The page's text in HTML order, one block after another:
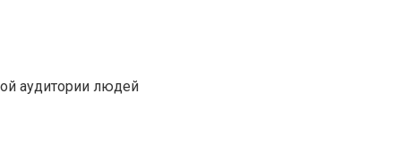
аудитории людей